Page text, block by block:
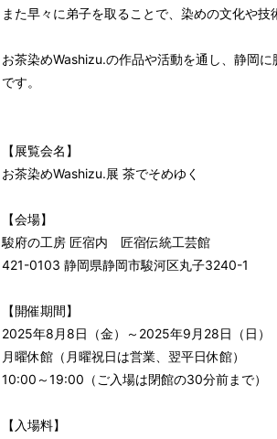
また早々に弟子を取ることで、染めの文化や技
お茶染めWashizu.の作品や活動を通し、静岡
です。
【展覧会名】
お茶染めWashizu.展 茶でそめゆく
【会場】
駿府の工房 匠宿内 匠宿伝統工芸館
421-0103 静岡県静岡市駿河区丸子3240-1
【開催期間】
2025年8月8日（金）～2025年9月28日（日）
月曜休館（月曜祝日は営業、翌平日休館）
10:00～19:00（ご入場は閉館の30分前まで）
【入場料】